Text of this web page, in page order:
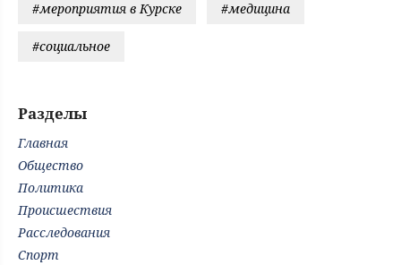
#мероприятия в Курске #медицина
#социальное
Разделы
Главная
Общество
Политика
Происшествия
Расследования
Спорт